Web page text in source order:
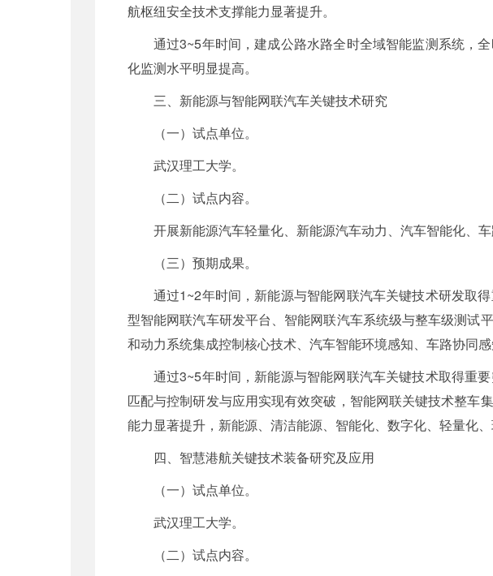
航枢纽安全技术支撑能力显著提升。
通过3~5年时间，建成公路水路全时全域智能监测系统，
化监测水平明显提高。
三、新能源与智能网联汽车关键技术研究
（一）试点单位。
武汉理工大学。
（二）试点内容。
开展新能源汽车轻量化、新能源汽车动力、汽车智能化、
（三）预期成果。
通过1~2年时间，新能源与智能网联汽车关键技术研发取
型智能网联汽车研发平台、智能网联汽车系统级与整车级测试
和动力系统集成控制核心技术、汽车智能环境感知、车路协同感
通过3~5年时间，新能源与智能网联汽车关键技术取得重
匹配与控制研发与应用实现有效突破，智能网联关键技术整车
能力显著提升，新能源、清洁能源、智能化、数字化、轻量化
四、智慧港航关键技术装备研究及应用
（一）试点单位。
武汉理工大学。
（二）试点内容。